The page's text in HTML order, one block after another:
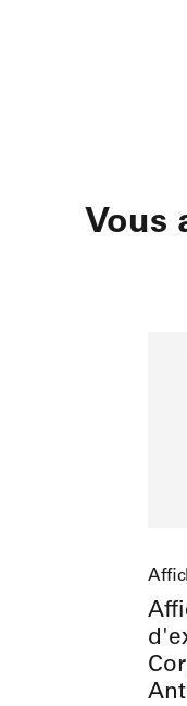
Vous